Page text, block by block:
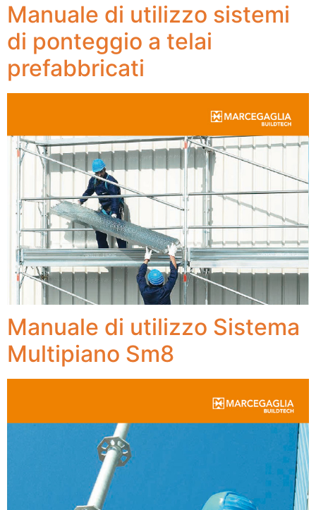
Manuale di utilizzo sistemi
di ponteggio a telai
prefabbricati
Manuale di utilizzo Sistema
Multipiano Sm8